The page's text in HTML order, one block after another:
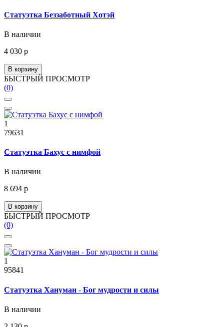
Статуэтка Беззаботный Хотэй
В наличии
4 030 р
В корзину
БЫСТРЫЙ ПРОСМОТР
(0)
1
79631
Статуэтка Бахус с нимфой
В наличии
8 694 р
В корзину
БЫСТРЫЙ ПРОСМОТР
(0)
1
95841
Статуэтка Хануман - Бог мудрости и силы
В наличии